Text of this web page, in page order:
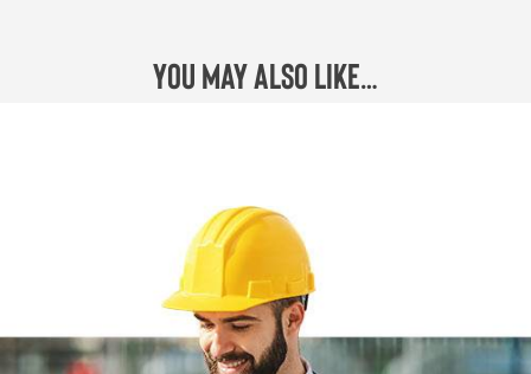
You may also like…